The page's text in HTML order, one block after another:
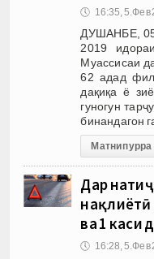
🕔 16:35, 5.Фев
ДУШАНБЕ,
2019
Муассисаи
62 адад
дақиқа ё
гуногун
бинандагон
Матни пурра
Дар
нақлиётӣ
ва 1 каси
🕔 16:28, 5.Фев